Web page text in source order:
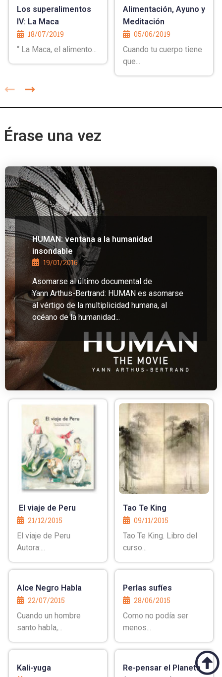
Los superalimentos
IV: La Maca
18/07/2019
“ La Maca, el alimento...
Alimentación, Ayuno y
Meditación
05/06/2019
Cuando tu cuerpo tiene
que...
Érase una vez
HUMAN: ventana a la humanidad
insondable
19/01/2016
Asomarse al último documental de
Yann Arthus-Bertrand: HUMAN es asomarse
al vértigo de la multiplicidad humana, al
océano de la humanidad...
El viaje de Peru
21/12/2015
El viaje de Peru
Autora:...
Tao Te King
09/11/2015
Tao Te King. Libro del
curso...
Alce Negro Habla
22/07/2015
Cuando un hombre
santo habla,...
Perlas sufíes
28/06/2015
Como no podía ser
menos...
Kali-yuga
Re-pensar el Planeta